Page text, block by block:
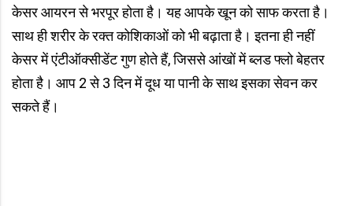
केसर आयरन से भरपूर होता है। यह आपके खून को साफ करता है।
साथ ही शरीर के रक्त कोशिकाओं को भी बढ़ाता है। इतना ही नहीं
केसर में एंटीऑक्सीडेंट गुण होते हैं, जिससे आंखों में ब्लड फ्लो बेहतर
होता है। आप 2 से 3 दिन में दूध या पानी के साथ इसका सेवन कर
सकते हैं।